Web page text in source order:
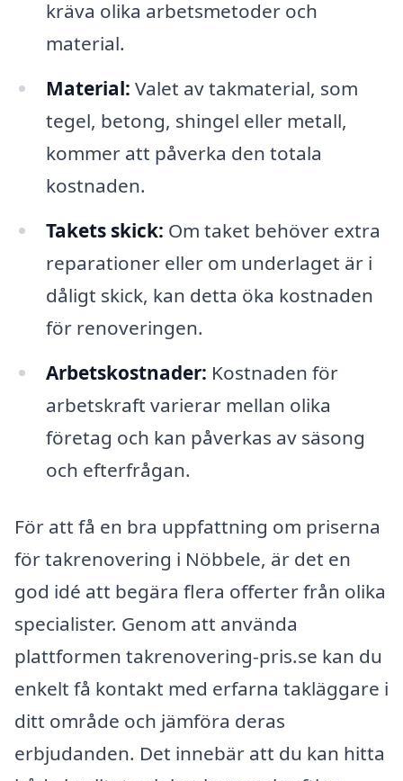
kräva olika arbetsmetoder och
material.
Material: Valet av takmaterial, som
tegel, betong, shingel eller metall,
kommer att påverka den totala
kostnaden.
Takets skick: Om taket behöver extra
reparationer eller om underlaget är i
dåligt skick, kan detta öka kostnaden
för renoveringen.
Arbetskostnader: Kostnaden för
arbetskraft varierar mellan olika
företag och kan påverkas av säsong
och efterfrågan.
För att få en bra uppfattning om priserna
för takrenovering i Nöbbele, är det en
god idé att begära flera offerter från olika
specialister. Genom att använda
plattformen takrenovering-pris.se kan du
enkelt få kontakt med erfarna takläggare i
ditt område och jämföra deras
erbjudanden. Det innebär att du kan hitta